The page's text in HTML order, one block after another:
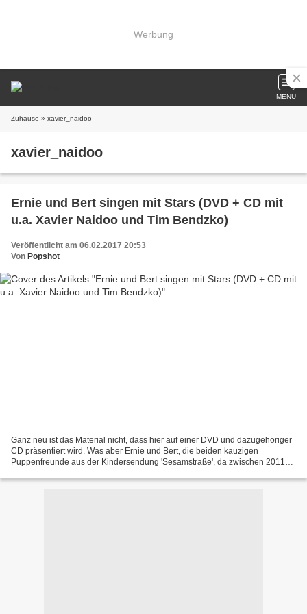
Werbung
MENU
Zuhause » xavier_naidoo
xavier_naidoo
Ernie und Bert singen mit Stars (DVD + CD mit
u.a. Xavier Naidoo und Tim Bendzko)
Veröffentlicht am 06.02.2017 20:53
Von Popshot
Ganz neu ist das Material nicht, dass hier auf einer DVD und dazugehöriger
CD präsentiert wird. Was aber Ernie und Bert, die beiden kauzigen
Puppenfreunde aus der Kindersendung 'Sesamstraße', da zwischen 2011